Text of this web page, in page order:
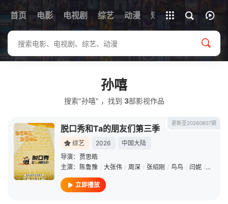
首页 电影 电视剧 综艺 动漫 短剧
全部影片
孙嘻
搜索"孙嘻" ，找到 3部影视作品
更新至20260807期
脱口秀和Ta的朋友们第三季
综艺 2026
中国大陆
导演： 贾思皓
主演：
陈鲁豫 / 大张伟 / 周深 / 张绍刚 / 鸟鸟 / 闫妮 / 阿赛
立即播放